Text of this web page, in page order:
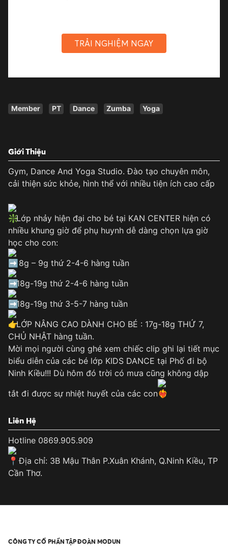
TRẢI NGHIỆM NGAY
Member PT Dance Zumba Yoga
Giới Thiệu
Gym, Dance And Yoga Studio. Đào tạo chuyên môn,
cải thiện sức khỏe, hình thể với nhiều tiện ích cao cấp
Lớp nhảy hiện đại cho bé tại KAN CENTER hiện có
nhiều khung giờ để phụ huynh dễ dàng chọn lựa giờ
học cho con:
8g – 9g thứ 2-4-6 hàng tuần
18g-19g thứ 2-4-6 hàng tuần
18g-19g thứ 3-5-7 hàng tuần
LỚP NÂNG CAO DÀNH CHO BÉ : 17g-18g THỨ 7,
CHỦ NHẬT hàng tuần.
Mời mọi người cùng ghé xem chiếc clip ghi lại tiết mục
biểu diễn của các bé lớp KIDS DANCE tại Phố đi bộ
Ninh Kiều!!! Dù hôm đó trời có mưa cũng không dập
tắt đi được sự nhiệt huyết của các con
Liên Hệ
Hotline 0869.905.909
Địa chỉ: 3B Mậu Thân P.Xuân Khánh, Q.Ninh Kiều, TP
Cần Thơ.
CÔNG TY CỔ PHẦN TẬP ĐOÀN MODUN